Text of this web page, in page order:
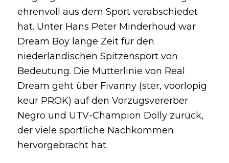
ehrenvoll aus dem Sport verabschiedet
hat. Unter Hans Peter Minderhoud war
Dream Boy lange Zeit für den
niederländischen Spitzensport von
Bedeutung. Die Mutterlinie von Real
Dream geht über Fivanny (ster, voorlopig
keur PROK) auf den Vorzugsvererber
Negro und UTV-Champion Dolly zurück,
der viele sportliche Nachkommen
hervorgebracht hat.